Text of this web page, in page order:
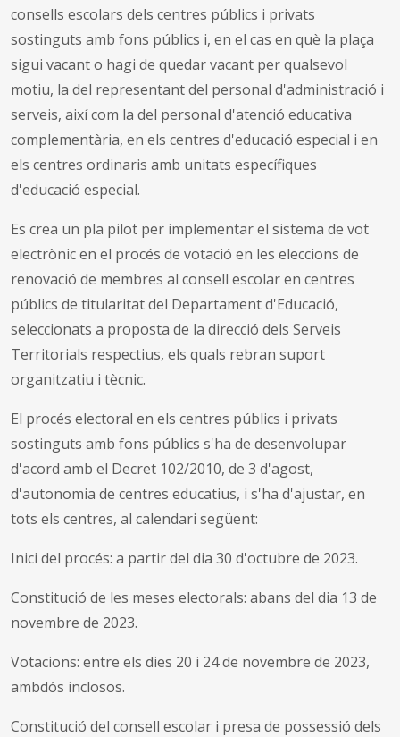
consells escolars dels centres públics i privats
sostinguts amb fons públics i, en el cas en què la plaça
sigui vacant o hagi de quedar vacant per qualsevol
motiu, la del representant del personal d'administració i
serveis, així com la del personal d'atenció educativa
complementària, en els centres d'educació especial i en
els centres ordinaris amb unitats específiques
d'educació especial.
Es crea un pla pilot per implementar el sistema de vot
electrònic en el procés de votació en les eleccions de
renovació de membres al consell escolar en centres
públics de titularitat del Departament d'Educació,
seleccionats a proposta de la direcció dels Serveis
Territorials respectius, els quals rebran suport
organitzatiu i tècnic.
El procés electoral en els centres públics i privats
sostinguts amb fons públics s'ha de desenvolupar
d'acord amb el Decret 102/2010, de 3 d'agost,
d'autonomia de centres educatius, i s'ha d'ajustar, en
tots els centres, al calendari següent:
Inici del procés: a partir del dia 30 d'octubre de 2023.
Constitució de les meses electorals: abans del dia 13 de
novembre de 2023.
Votacions: entre els dies 20 i 24 de novembre de 2023,
ambdós inclosos.
Constitució del consell escolar i presa de possessió dels